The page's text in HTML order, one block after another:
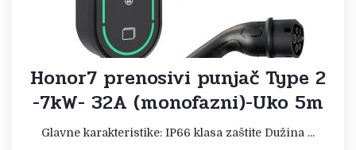
Honor7 prenosivi punjač Type 2
-7kW- 32A (monofazni)-Uko 5m
Glavne karakteristike: IP66 klasa zaštite Dužina ...